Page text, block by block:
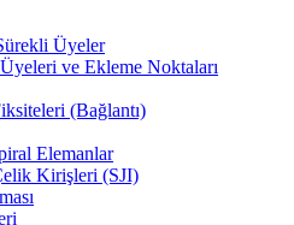
Üyeler
ve Ekleme Noktaları
(Bağlantı)
Elemanlar
Kirişleri (SJI)